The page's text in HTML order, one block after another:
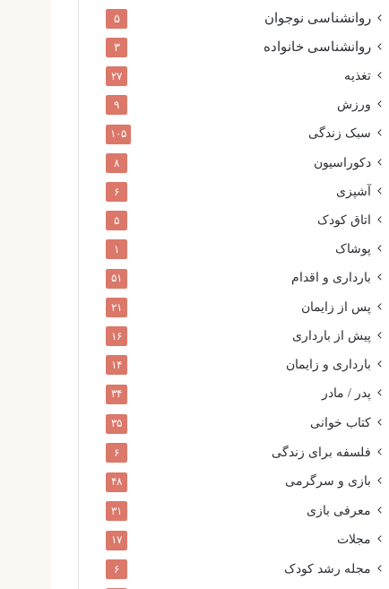
روانشناسی نوجوان ۵
روانشناسی خانواده ۳
تغذیه ۲۷
ورزش ۹
سبک زندگی ۱۰۵
دکوراسیون ۸
آشپزی ۶
اتاق کودک ۵
پوشاک ۱
بارداری و اقدام ۵۱
پس از زایمان ۲۱
پیش از بارداری ۱۶
بارداری و زایمان ۱۴
پدر / مادر ۳۴
کتاب خوانی ۳۵
فلسفه برای زندگی ۶
بازی و سرگرمی ۴۸
معرفی بازی ۳۱
مجلات ۱۷
مجله رشد کودک ۶